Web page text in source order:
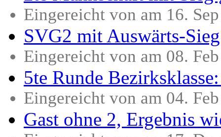
Eingereicht von am 16.
SVG2 mit Auswärts-
Eingereicht von am 08.
5te Runde
Eingereicht von am 04.
Gast ohne 2, Ergebnis